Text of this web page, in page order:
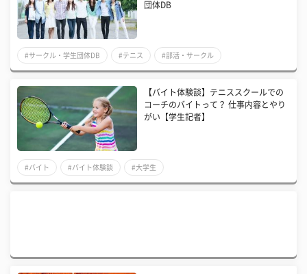
団体DB
#サークル・学生団体DB #テニス #部活・サークル
【バイト体験談】テニススクールでの
コーチのバイトって？ 仕事内容とやり
がい【学生記者】
#バイト #バイト体験談 #大学生